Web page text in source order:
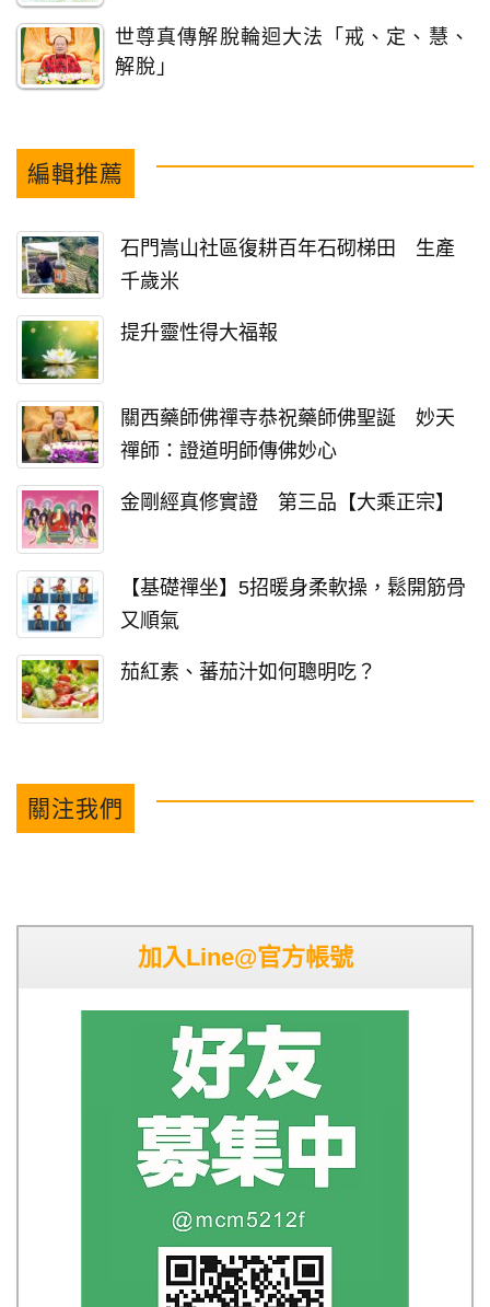
世尊真傳解脫輪迴大法「戒、定、慧、
解脫」
編輯推薦
石門嵩山社區復耕百年石砌梯田 生產
千歲米
提升靈性得大福報
關西藥師佛禪寺恭祝藥師佛聖誕 妙天
禪師：證道明師傳佛妙心
金剛經真修實證 第三品【大乘正宗】
【基礎禪坐】5招暖身柔軟操，鬆開筋骨
又順氣
茄紅素、蕃茄汁如何聰明吃？
關注我們
加入Line@官方帳號